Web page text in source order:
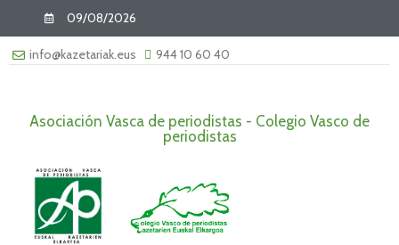
09/08/2026
info@kazetariak.eus 944 10 60 40
Asociación Vasca de periodistas - Colegio Vasco de
periodistas